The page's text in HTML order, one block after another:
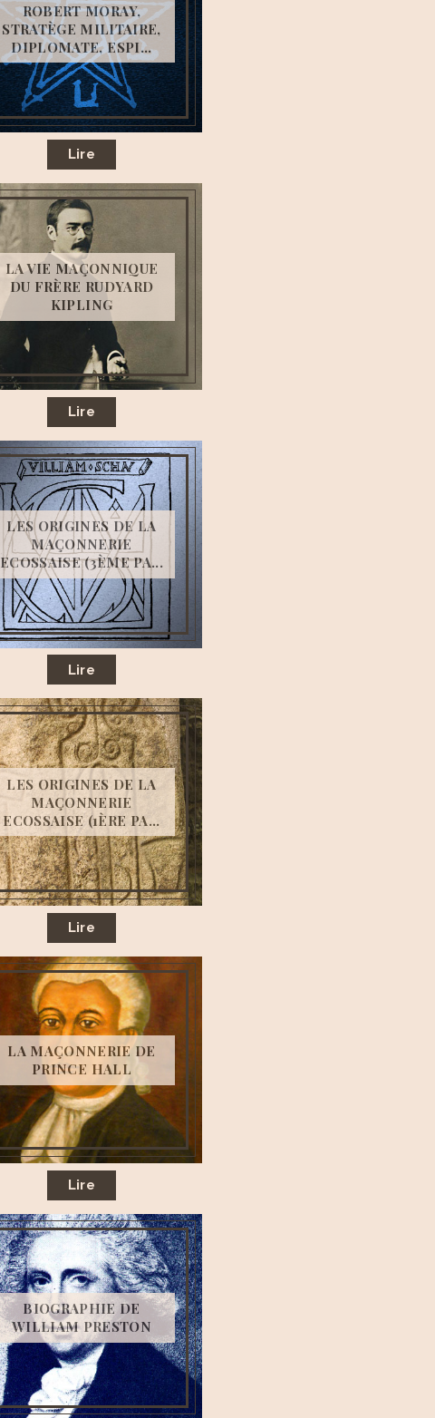
ROBERT MORAY,
STRATÈGE MILITAIRE,
DIPLOMATE, ESPI...
Lire
LA VIE MAÇONNIQUE
DU FRÈRE RUDYARD
KIPLING
Lire
LES ORIGINES DE LA
MAÇONNERIE
ECOSSAISE (3ÈME PA...
Lire
LES ORIGINES DE LA
MAÇONNERIE
ECOSSAISE (1ÈRE PA...
Lire
LA MAÇONNERIE DE
PRINCE HALL
Lire
BIOGRAPHIE DE
WILLIAM PRESTON